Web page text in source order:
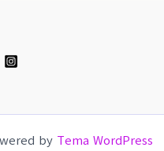
by Tema WordPress